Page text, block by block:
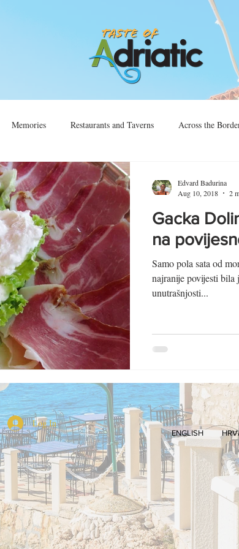
Memories Restaurants and Taverns Across the
Vino Sjećanja Preko Granice
Gacka
na
Samo pola sata od
najranije povijesti bila
unutrašnjosti...
Edvard Badurina
Aug 10, 2018
2
Log In
ENGLISH